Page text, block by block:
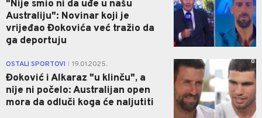
"Nije smio ni da uđe u našu
Australiju": Novinar koji je
vrijeđao Đokovića već tražio da
ga deportuju
OSTALI SPORTOVI 19.01.2025.
Đoković i Alkaraz "u klinču", a
nije ni počelo: Australijan open
mora da odluči koga će naljutiti
0